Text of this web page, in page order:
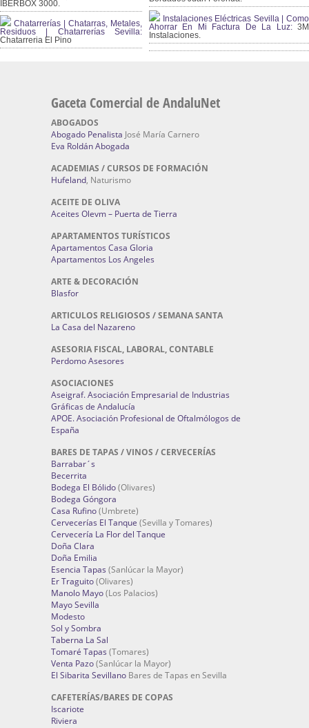
IBERBOX 3000.
Chatarrerías | Chatarras, Metales,
Residuos | Chatarrerías Sevilla:
Chatarreria El Pino
Instalaciones Eléctricas Sevilla | Como
Ahorrar En Mi Factura De La Luz:3M
Instalaciones.
Gaceta Comercial de AndaluNet
ABOGADOS
Abogado Penalista José María Carnero
Eva Roldán Abogada
ACADEMIAS / CURSOS DE FORMACIÓN
Hufeland, Naturismo
ACEITE DE OLIVA
Aceites Olevm – Puerta de Tierra
APARTAMENTOS TURÍSTICOS
Apartamentos Casa Gloria
Apartamentos Los Angeles
ARTE & DECORACIÓN
Blasfor
ARTICULOS RELIGIOSOS / SEMANA SANTA
La Casa del Nazareno
ASESORIA FISCAL, LABORAL, CONTABLE
Perdomo Asesores
ASOCIACIONES
Aseigraf. Asociación Empresarial de Industrias
Gráficas de Andalucía
APOE. Asociación Profesional de Oftalmólogos de
España
BARES DE TAPAS / VINOS / CERVECERÍAS
Barrabar´s
Becerrita
Bodega El Bólido(Olivares)
Bodega Góngora
Casa Rufino(Umbrete)
Cervecerías El Tanque (Sevilla y Tomares)
Cervecería La Flor del Tanque
Doña Clara
Doña Emilia
Esencia Tapas (Sanlúcar la Mayor)
Er Traguito(Olivares)
Manolo Mayo(Los Palacios)
Mayo Sevilla
Modesto
Sol y Sombra
Taberna La Sal
Tomaré Tapas (Tomares)
Venta Pazo(Sanlúcar la Mayor)
El Sibarita Sevillano Bares de Tapas en Sevilla
CAFETERÍAS/BARES DE COPAS
Iscariote
Riviera